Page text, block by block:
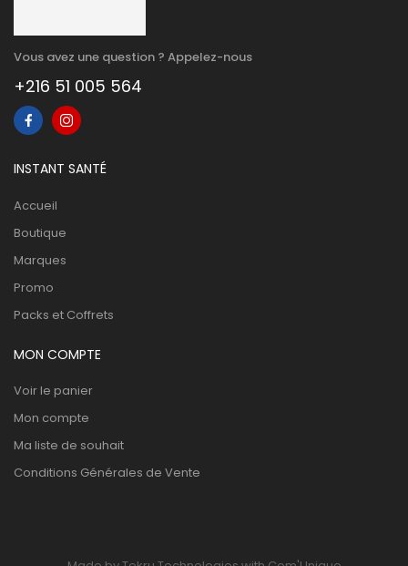
Vous avez une question ? Appelez-nous
+216 51 005 564
INSTANT SANTÉ
Accueil
Boutique
Marques
Promo
Packs et Coffrets
MON COMPTE
Voir le panier
Mon compte
Ma liste de souhait
Conditions Générales de Vente